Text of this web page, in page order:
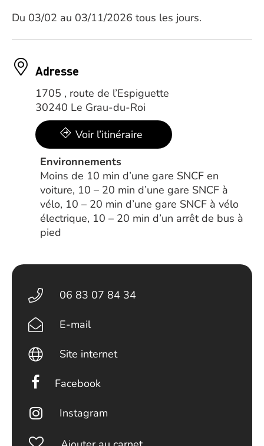
Du 03/02 au 03/11/2026 tous les jours.
Adresse
1705 , route de l’Espiguette
30240 Le Grau-du-Roi
Voir l’itinéraire
Environnements
Moins de 10 min d’une gare SNCF en
voiture, 10 – 20 min d’une gare SNCF à
vélo, 10 – 20 min d’une gare SNCF à vélo
électrique, 10 – 20 min d’un arrêt de bus à
pied
06 83 07 84 34
E-mail
Site internet
Facebook
Instagram